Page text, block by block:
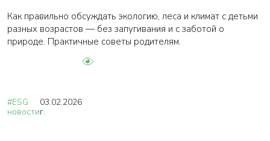
Как правильно обсуждать экологию, леса и климат с детьми
разных возрастов — без запугивания и с заботой о
природе. Практичные советы родителям.
#ESG
новости
03.02.2026
г.